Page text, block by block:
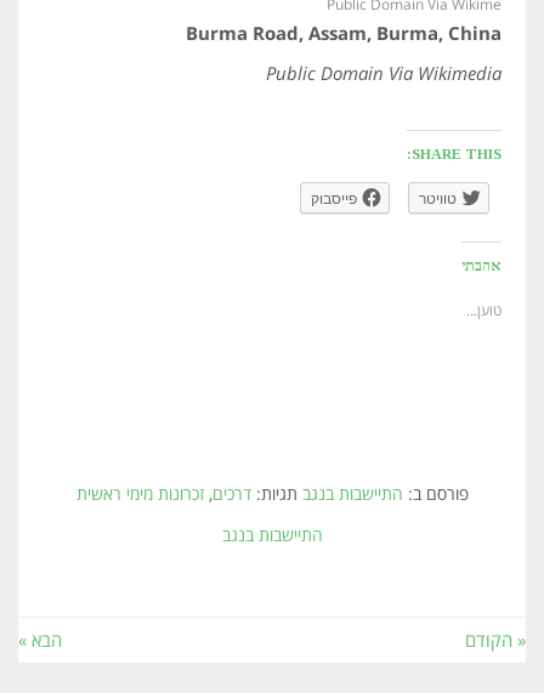
Public Domain Via Wikime
Burma Road, Assam, Burma, China
Public Domain Via Wikimedia
SHARE THIS:
טוויטר פייסבוק
אהבתי
טוען...
פורסם ב: התיישבות בנגב תגיות:דרכים,זכרונות מימי ראשית
התיישבות בנגב
« הקודם הבא »